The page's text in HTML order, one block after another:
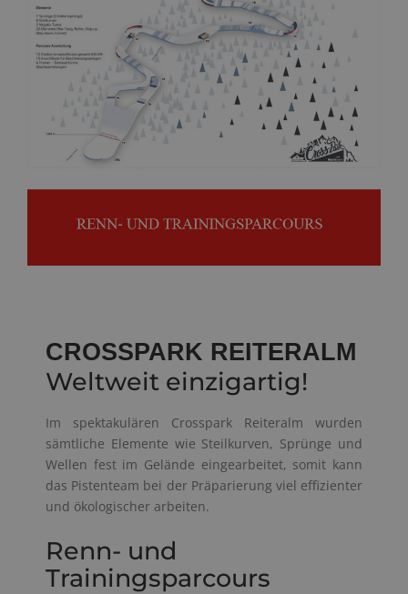
CROSSPARK REITERALM
Weltweit einzigartig!
Im spektakulären Crosspark Reiteralm wurden
sämtliche Elemente wie Steilkurven, Sprünge und
Wellen fest im Gelände eingearbeitet, somit kann
das Pistenteam bei der Präparierung viel effizienter
und ökologischer arbeiten.
Renn- und
Trainingsparcours